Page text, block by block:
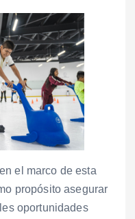
el marco de esta
propósito asegurar
oportunidades